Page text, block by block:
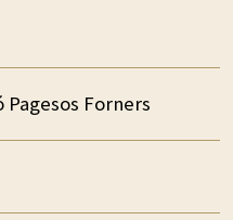
Pagesos Forners